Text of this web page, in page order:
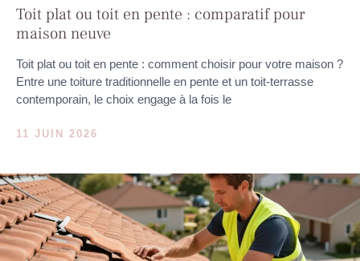
Toit plat ou toit en pente : comparatif pour
maison neuve
Toit plat ou toit en pente : comment choisir pour votre maison ?
Entre une toiture traditionnelle en pente et un toit-terrasse
contemporain, le choix engage à la fois le
11 JUIN 2026